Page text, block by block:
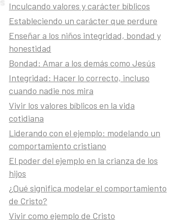
Inculcando valores y carácter bíblicos
Estableciendo un carácter que perdure
Enseñar a los niños integridad, bondad y
honestidad
Bondad: Amar a los demás como Jesús
Integridad: Hacer lo correcto, incluso
cuando nadie nos mira
Vivir los valores bíblicos en la vida
cotidiana
Liderando con el ejemplo: modelando un
comportamiento cristiano
El poder del ejemplo en la crianza de los
hijos
¿Qué significa modelar el comportamiento
de Cristo?
Vivir como ejemplo de Cristo